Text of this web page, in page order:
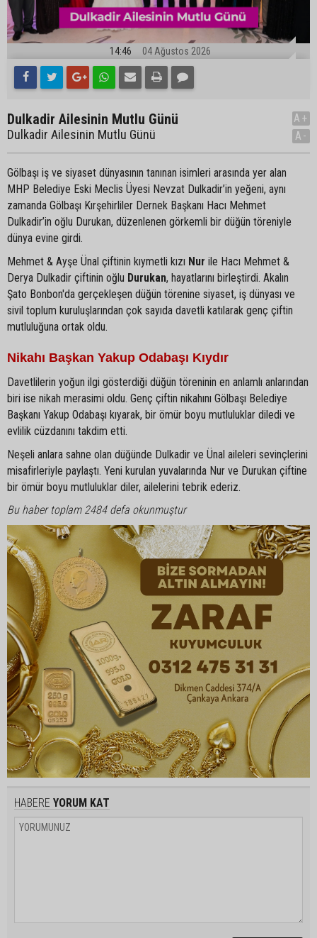
14:46 04 Ağustos 2026
Dulkadir Ailesinin Mutlu Günü
Dulkadir Ailesinin Mutlu Günü
A+
A-
Gölbaşı iş ve siyaset dünyasının tanınan isimleri arasında yer alan
MHP Belediye Eski Meclis Üyesi Nevzat Dulkadir’in yeğeni, aynı
zamanda Gölbaşı Kırşehirliler Dernek Başkanı Hacı Mehmet
Dulkadir’in oğlu Durukan, düzenlenen görkemli bir düğün töreniyle
dünya evine girdi.
Mehmet & Ayşe Ünal çiftinin kıymetli kızı Nur ile Hacı Mehmet &
Derya Dulkadir çiftinin oğlu Durukan, hayatlarını birleştirdi. Akalın
Şato Bonbon'da gerçekleşen düğün törenine siyaset, iş dünyası ve
sivil toplum kuruluşlarından çok sayıda davetli katılarak genç çiftin
mutluluğuna ortak oldu.
Nikahı Başkan Yakup Odabaşı Kıydır
Davetlilerin yoğun ilgi gösterdiği düğün töreninin en anlamlı anlarından
biri ise nikah merasimi oldu. Genç çiftin nikahını Gölbaşı Belediye
Başkanı Yakup Odabaşı kıyarak, bir ömür boyu mutluluklar diledi ve
evlilik cüzdanını takdim etti.
Neşeli anlara sahne olan düğünde Dulkadir ve Ünal aileleri sevinçlerini
misafirleriyle paylaştı. Yeni kurulan yuvalarında Nur ve Durukan çiftine
bir ömür boyu mutluluklar diler, ailelerini tebrik ederiz.
Bu haber toplam 2484 defa okunmuştur
HABERE YORUM KAT